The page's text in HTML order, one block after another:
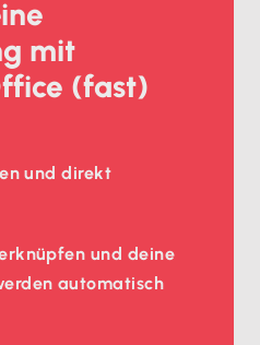
mit
(fast)
und direkt
und deine
automatisch